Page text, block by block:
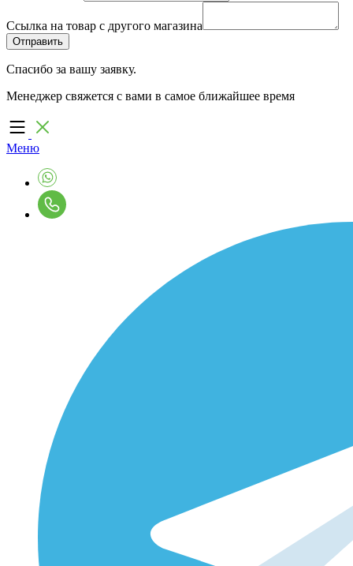
Ссылка на товар с другого магазина
Спасибо за вашу заявку.
Менеджер свяжется с вами в самое ближайшее время
Меню